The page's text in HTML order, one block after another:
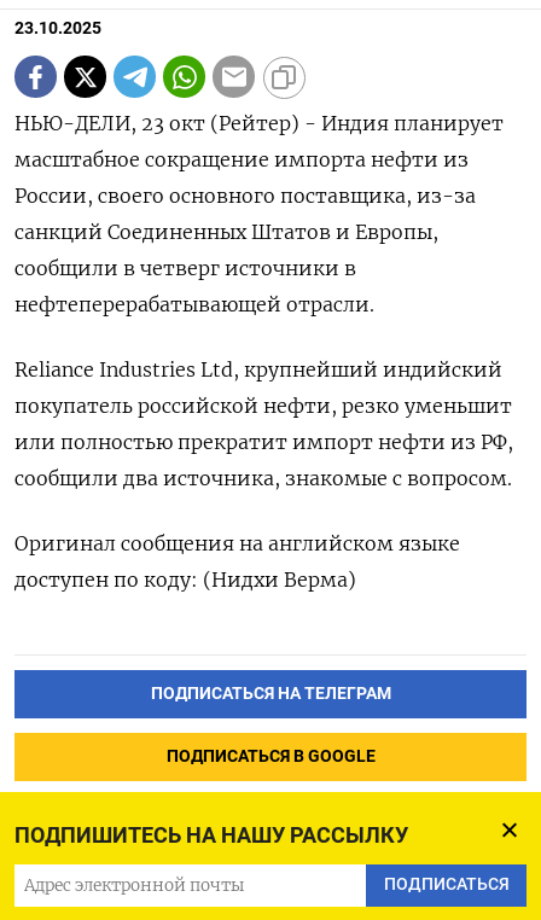
ПОДПИШИТЕСЬ НА НАШУ РАССЫЛКУ
ПОДПИСАТЬСЯ
23.10.2025
НЬЮ-ДЕЛИ, 23 окт (Рейтер) - Индия планирует
масштабное сокращение импорта нефти из
России, своего основного поставщика, из-за
санкций Соединенных Штатов и Европы,
сообщили в четверг источники в
нефтеперерабатывающей отрасли.
Reliance Industries Ltd, крупнейший индийский
покупатель российской нефти, резко уменьшит
или полностью прекратит импорт нефти из РФ,
сообщили два источника, знакомые с вопросом.
Оригинал сообщения на английском языке
доступен по коду: (Нидхи Верма)
ПОДПИСАТЬСЯ НА ТЕЛЕГРАМ
ПОДПИСАТЬСЯ В GOOGLE